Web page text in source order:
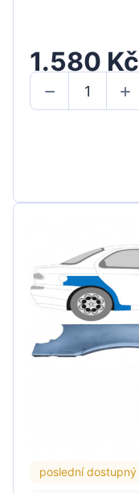
1.580 Kč
poslední dostupný